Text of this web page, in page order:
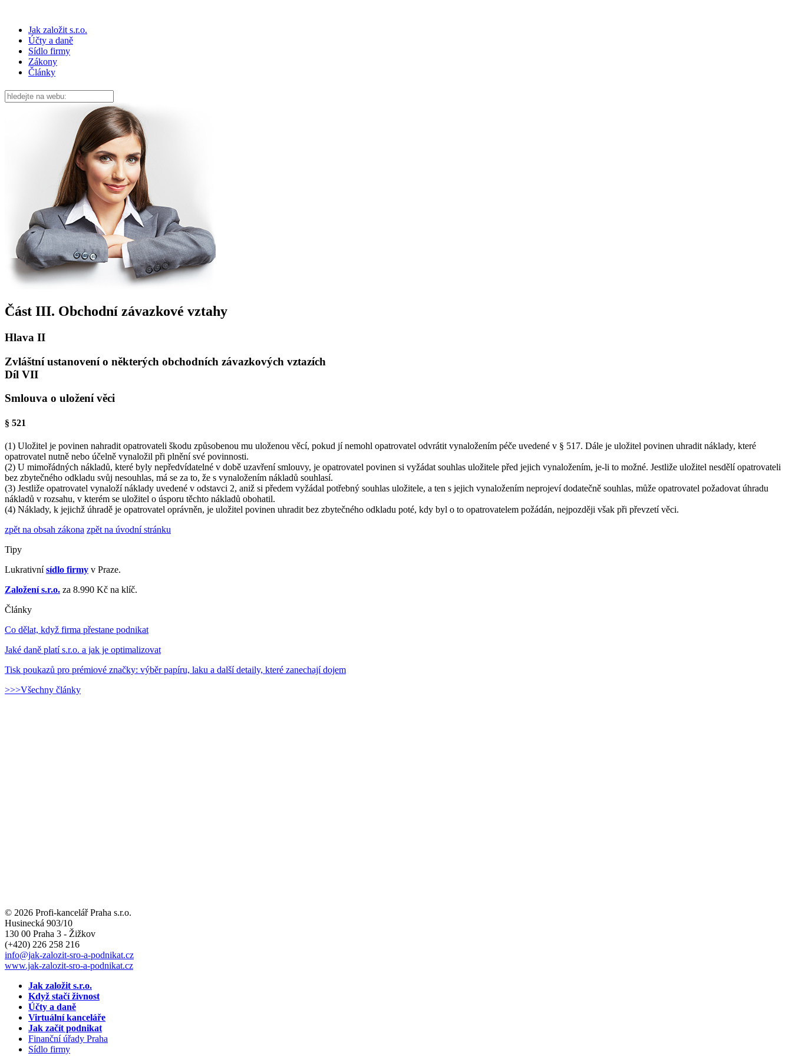
Jak založit s.r.o.
Účty a daně
Sídlo firmy
Zákony
Články
Část III. Obchodní závazkové vztahy
Hlava II
Zvláštní ustanovení o některých obchodních závazkových vztazích
Díl VII
Smlouva o uložení věci
§ 521
(1) Uložitel je povinen nahradit opatrovateli škodu způsobenou mu uloženou věcí, pokud jí nemohl opatrovatel odvrátit vynaložením péče uvedené v § 517. Dále je uložitel povinen uhradit náklady, které
opatrovatel nutně nebo účelně vynaložil při plnění své povinnosti.
(2) U mimořádných nákladů, které byly nepředvídatelné v době uzavření smlouvy, je opatrovatel povinen si vyžádat souhlas uložitele před jejich vynaložením, je-li to možné. Jestliže uložitel nesdělí opatrovateli
bez zbytečného odkladu svůj nesouhlas, má se za to, že s vynaložením nákladů souhlasí.
(3) Jestliže opatrovatel vynaloží náklady uvedené v odstavci 2, aniž si předem vyžádal potřebný souhlas uložitele, a ten s jejich vynaložením neprojeví dodatečně souhlas, může opatrovatel požadovat úhradu
nákladů v rozsahu, v kterém se uložitel o úsporu těchto nákladů obohatil.
(4) Náklady, k jejichž úhradě je opatrovatel oprávněn, je uložitel povinen uhradit bez zbytečného odkladu poté, kdy byl o to opatrovatelem požádán, nejpozději však při převzetí věci.
zpět na obsah zákona zpět na úvodní stránku
Tipy
Lukrativnísídlo firmy v Praze.
Založení s.r.o. za 8.990 Kč na klíč.
Články
Co dělat, když firma přestane podnikat
Jaké daně platí s.r.o. a jak je optimalizovat
Tisk poukazů pro prémiové značky: výběr papíru, laku a další detaily, které zanechají dojem
>>>Všechny články
© 2026 Profi-kancelář Praha s.r.o.
Husinecká 903/10
130 00 Praha 3 - Žižkov
(+420) 226 258 216
info@jak-zalozit-sro-a-podnikat.cz
www.jak-zalozit-sro-a-podnikat.cz
Jak založit s.r.o.
Když stačí živnost
Účty a daně
Virtuální kanceláře
Jak začít podnikat
Finanční úřady Praha
Sídlo firmy